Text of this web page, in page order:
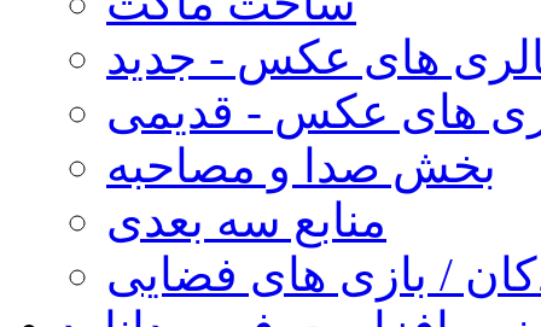
های عکس - جدید
های عکس - قدیمی
بخش صدا و مصاحبه
منابع سه بعدی
/ بازی های فضایی